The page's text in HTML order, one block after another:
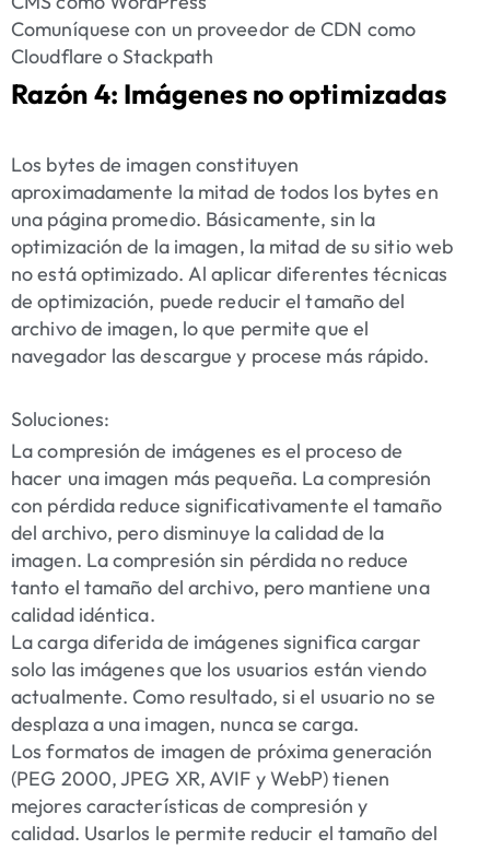
Comuníquese con un proveedor de CDN como
Cloudflare o Stackpath
Razón 4: Imágenes no optimizadas
Los bytes de imagen constituyen
aproximadamente la mitad de todos los bytes en
una página promedio. Básicamente, sin la
optimización de la imagen, la mitad de su sitio web
no está optimizado. Al aplicar diferentes técnicas
de optimización, puede reducir el tamaño del
archivo de imagen, lo que permite que el
navegador las descargue y procese más rápido.
Soluciones:
La compresión de imágenes es el proceso de
hacer una imagen más pequeña. La compresión
con pérdida reduce significativamente el tamaño
del archivo, pero disminuye la calidad de la
imagen. La compresión sin pérdida no reduce
tanto el tamaño del archivo, pero mantiene una
calidad idéntica.
La carga diferida de imágenes significa cargar
solo las imágenes que los usuarios están viendo
actualmente. Como resultado, si el usuario no se
desplaza a una imagen, nunca se carga.
Los formatos de imagen de próxima generación
(PEG 2000, JPEG XR, AVIF y WebP) tienen
mejores características de compresión y
calidad. Usarlos le permite reducir el tamaño del